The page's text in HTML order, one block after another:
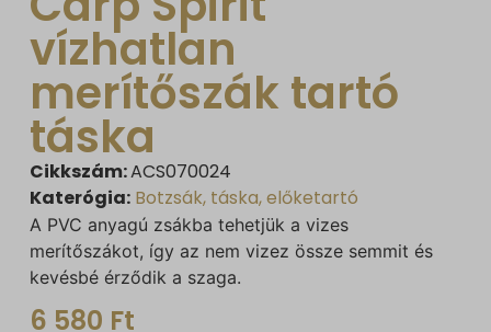
vízhatlan
merítőszák tartó
táska
Cikkszám:ACS070024
Katerógia: Botzsák, táska, előketartó
A PVC anyagú zsákba tehetjük a vizes
merítőszákot, így az nem vizez össze semmit és
kevésbé érződik a szaga.
6 580 Ft